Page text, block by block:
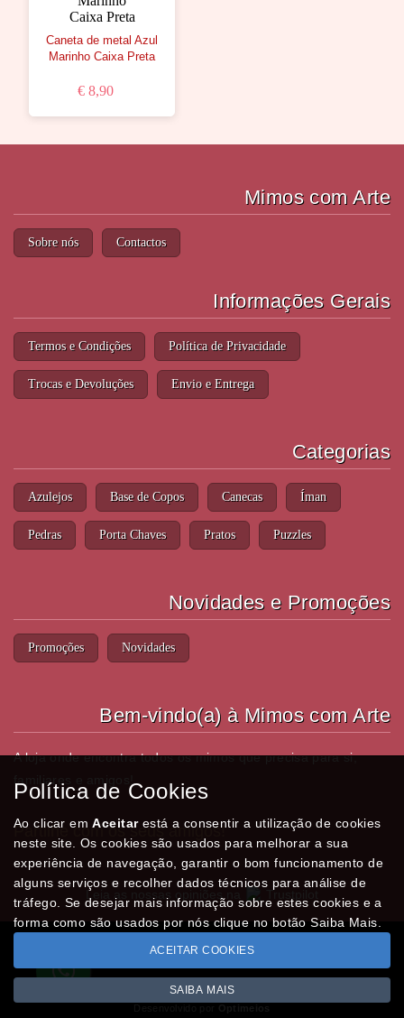
Caneta de metal Azul
Marinho Caixa Preta
€ 8,90
Mimos com Arte
Sobre nós Contactos
Informações Gerais
Termos e Condições Política de Privacidade
Trocas e Devoluções Envio e Entrega
Categorias
Azulejos Base de Copos Canecas Íman
Pedras Porta Chaves Pratos Puzzles
Novidades e Promoções
Promoções Novidades
Bem-vindo(a) à Mimos com Arte
A loja onde encontra todos os mimos que precisa para si,
familiares e amigos!
Partilhe com os seus amigos!
Leia as nossas opiniões na Trustpilot
Todos os valores incluem IVA à taxa em vigor
Copyright © MIMOSCOMARTE.pt 2026
Política de Cookies
Ao clicar emAceitarestá a consentir a utilização de cookies
neste site. Os cookies são usados para melhorar a sua
experiência de navegação, garantir o bom funcionamento de
alguns serviços e recolher dados técnicos para análise de
tráfego. Se desejar mais informação sobre estes cookies e a
forma como são usados por nós clique no botão Saiba Mais.
ACEITAR COOKIES
SAIBA MAIS